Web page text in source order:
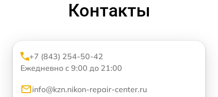
Контакты
+7 (843) 254-50-42
Ежедневно с 9:00 до 21:00
info@kzn.nikon-repair-center.ru